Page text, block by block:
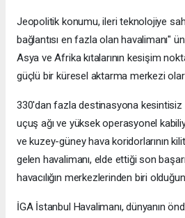
Jeopolitik konumu, ileri teknolojiye
bağlantısı en fazla olan havalimanı"
Asya ve Afrika kıtalarının kesişim
güçlü bir küresel aktarma merkezi
330'dan fazla destinasyona kesintisiz
uçuş ağı ve yüksek operasyonel
ve kuzey-güney hava koridorlarının
gelen havalimanı, elde ettiği son
havacılığın merkezlerinden biri
İGA İstanbul Havalimanı, dünyanın